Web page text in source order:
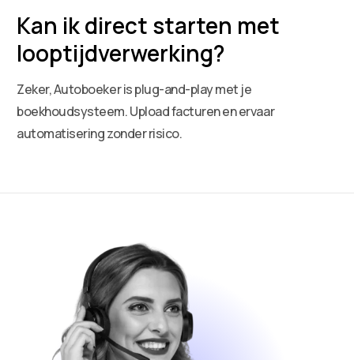
Kan ik direct starten met
looptijdverwerking?
Zeker, Autoboeker is plug-and-play met je
boekhoudsysteem. Upload facturen en ervaar
automatisering zonder risico.